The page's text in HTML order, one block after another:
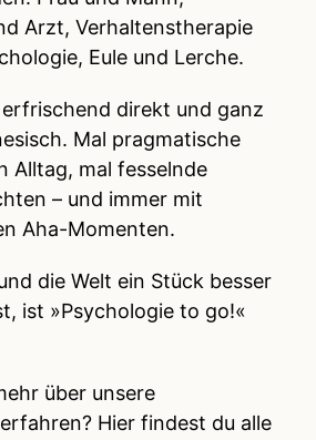
Arzt, Verhaltenstherapie
Eule und Lerche.
direkt und ganz
Mal pragmatische
Alltag, mal fesselnde
– und immer mit
Aha-Momenten.
die Welt ein Stück besser
ist »Psychologie to go!«
über unsere
Hier findest du alle